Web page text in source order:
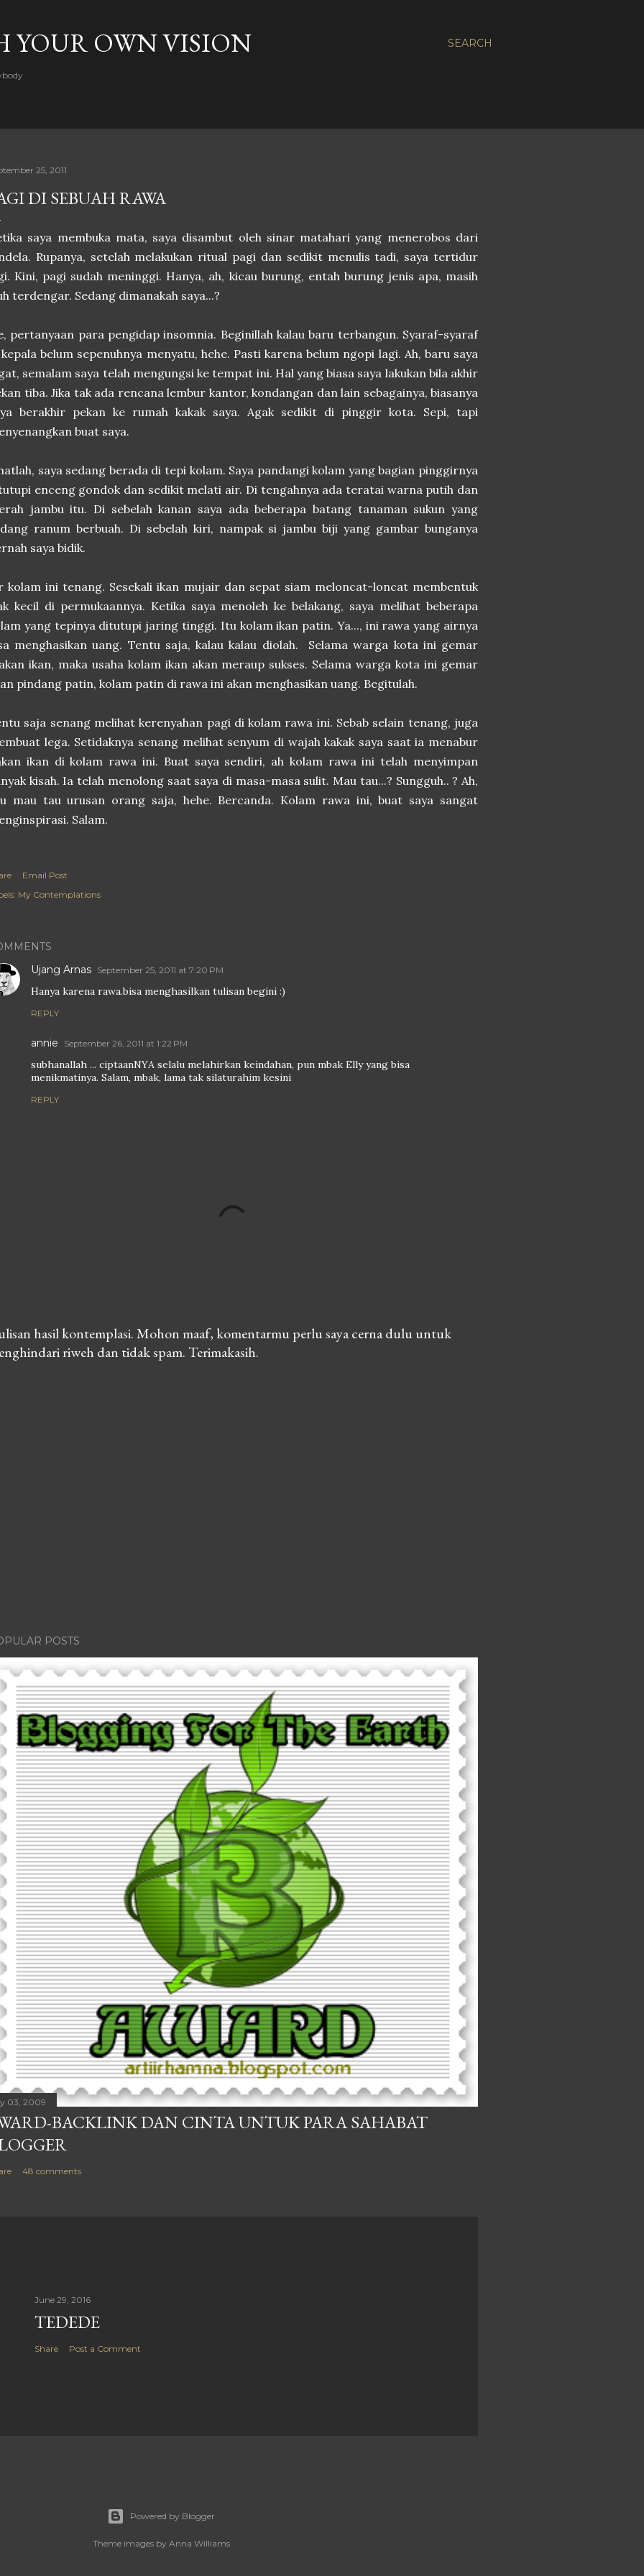
SEARCH
YOUR OWN VISION
25, 2011
DI SEBUAH RAWA
saya membuka mata, saya disambut oleh sinar matahari yang menerobos dari
Rupanya, setelah melakukan ritual pagi dan sedikit menulis tadi, saya tertidur
Kini, pagi sudah meninggi. Hanya, ah, kicau burung, entah burung jenis apa, masih
terdengar. Sedang dimanakah saya...?
pertanyaan para pengidap insomnia. Beginillah kalau baru terbangun. Syaraf-syaraf
belum sepenuhnya menyatu, hehe. Pasti karena belum ngopi lagi. Ah, baru saya
semalam saya telah mengungsi ke tempat ini. Hal yang biasa saya lakukan bila akhir
tiba. Jika tak ada rencana lembur kantor, kondangan dan lain sebagainya, biasanya
berakhir pekan ke rumah kakak saya. Agak sedikit di pinggir kota. Sepi, tapi
buat saya.
saya sedang berada di tepi kolam. Saya pandangi kolam yang bagian pinggirnya
enceng gondok dan sedikit melati air. Di tengahnya ada teratai warna putih dan
jambu itu. Di sebelah kanan saya ada beberapa batang tanaman sukun yang
ranum berbuah. Di sebelah kiri, nampak si jambu biji yang gambar bunganya
saya bidik.
kolam ini tenang. Sesekali ikan mujair dan sepat siam meloncat-loncat membentuk
kecil di permukaannya. Ketika saya menoleh ke belakang, saya melihat beberapa
yang tepinya ditutupi jaring tinggi. Itu kolam ikan patin. Ya..., ini rawa yang airnya
menghasikan uang. Tentu saja, kalau kalau diolah. Selama warga kota ini gemar
ikan, maka usaha kolam ikan akan meraup sukses. Selama warga kota ini gemar
pindang patin, kolam patin di rawa ini akan menghasikan uang. Begitulah.
saja senang melihat kerenyahan pagi di kolam rawa ini. Sebab selain tenang, juga
lega. Setidaknya senang melihat senyum di wajah kakak saya saat ia menabur
ikan di kolam rawa ini. Buat saya sendiri, ah kolam rawa ini telah menyimpan
kisah. Ia telah menolong saat saya di masa-masa sulit. Mau tau...? Sungguh.. ? Ah,
mau tau urusan orang saja, hehe. Bercanda. Kolam rawa ini, buat saya sangat
Salam.
Email Post
My Contemplations
Ujang Arnas September 25, 2011 at 7:20 PM
Hanya karena rawa.bisa menghasilkan tulisan begini :)
REPLY
annie September 26, 2011 at 1:22 PM
subhanallah ... ciptaanNYA selalu melahirkan keindahan, pun mbak Elly yang bisa
menikmatinya. Salam, mbak, lama tak silaturahim kesini
REPLY
hasil kontemplasi. Mohon maaf, komentarmu perlu saya cerna dulu untuk
riweh dan tidak spam. Terimakasih.
POSTS
03, 2009
BACKLINK DAN CINTA UNTUK PARA SAHABAT
48 comments
June 29, 2016
TEDEDE
Share Post a Comment
Powered by Blogger
Theme images by Anna Williams